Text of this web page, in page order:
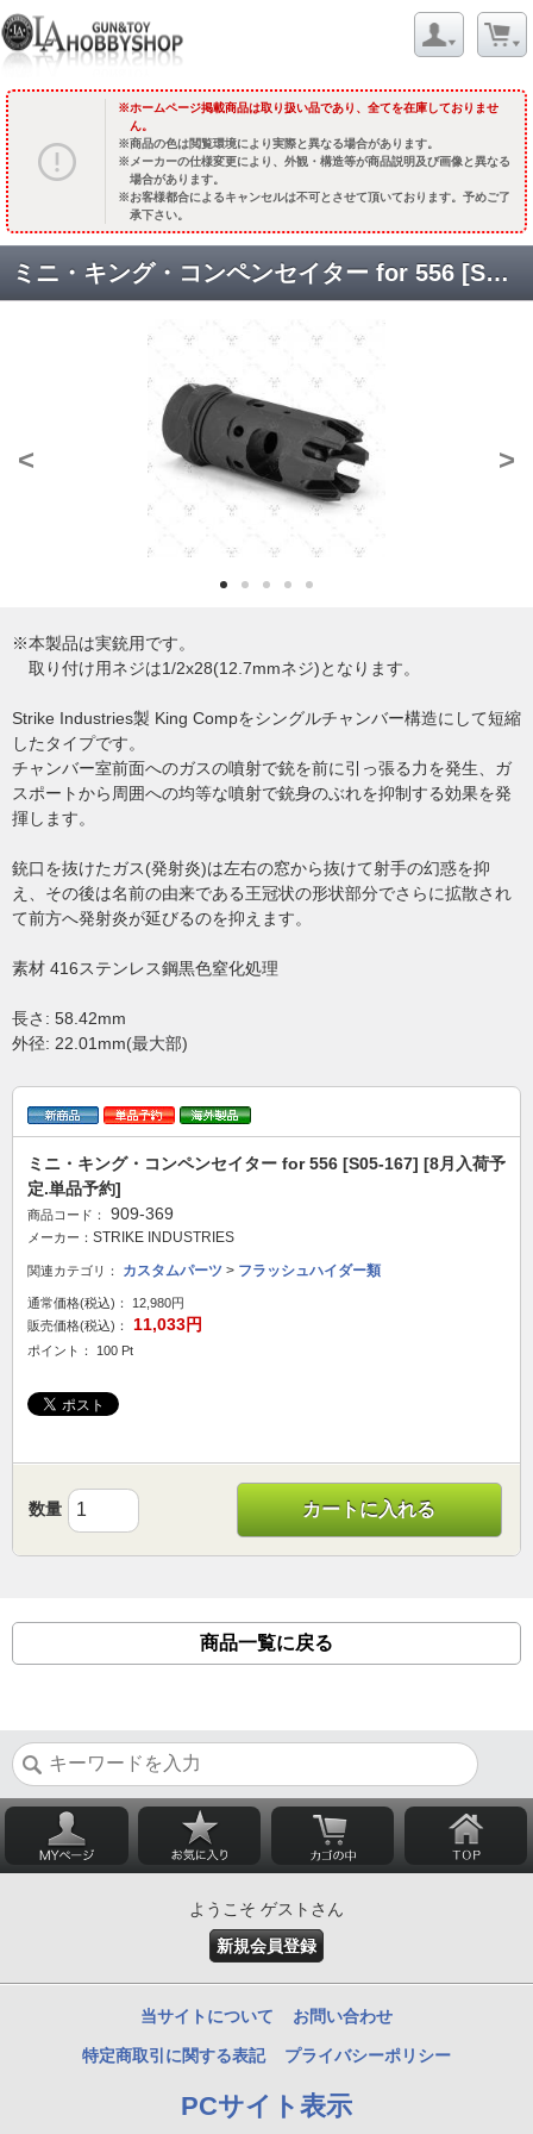
ホームページ掲載商品は取り扱い品であり、全てを在庫しておりませ
ん。
商品の色は閲覧環境により実際と異なる場合があります。
メーカーの仕様変更により、外観・構造等が商品説明及び画像と異なる
場合があります。
お客様都合によるキャンセルは不可とさせて頂いております。予めご了
承下さい。
ミニ・キング・コンペンセイター for 556 [S05-167] [8月入荷予定.単品予約]
< >
※本製品は実銃用です。
取り付け用ネジは1/2x28(12.7mmネジ)となります。
Strike Industries製 King Compをシングルチャンバー構造にして短縮
したタイプです。
チャンバー室前面へのガスの噴射で銃を前に引っ張る力を発生、ガ
スポートから周囲への均等な噴射で銃身のぶれを抑制する効果を発
揮します。
銃口を抜けたガス(発射炎)は左右の窓から抜けて射手の幻惑を抑
え、その後は名前の由来である王冠状の形状部分でさらに拡散され
て前方へ発射炎が延びるのを抑えます。
素材 416ステンレス鋼黒色窒化処理
長さ: 58.42mm
外径: 22.01mm(最大部)
ミニ・キング・コンペンセイター for 556 [S05-167] [8月入荷予
定.単品予約]
商品コード： 909-369
メーカー： STRIKE INDUSTRIES
関連カテゴリ： カスタムパーツ > フラッシュハイダー類
通常価格(税込)：
12,980円
販売価格(税込)：
11,033円
ポイント： 100 Pt
数量 カートに入れる
商品一覧に戻る
ようこそ ゲストさん
新規会員登録
当サイトについて お問い合わせ
特定商取引に関する表記 プライバシーポリシー
PCサイト表示